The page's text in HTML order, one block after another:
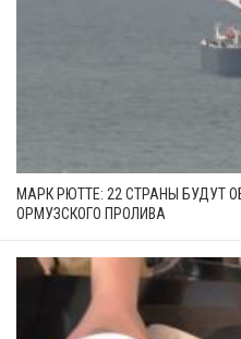
МАРК РЮТТЕ: 22 СТРАНЫ БУДУТ
ОРМУЗСКОГО ПРОЛИВА